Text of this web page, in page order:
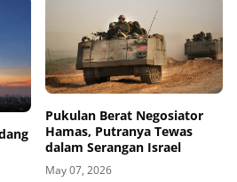
Pukulan Berat Negosiator
Hamas, Putranya Tewas
dalam Serangan Israel
May 07, 2026